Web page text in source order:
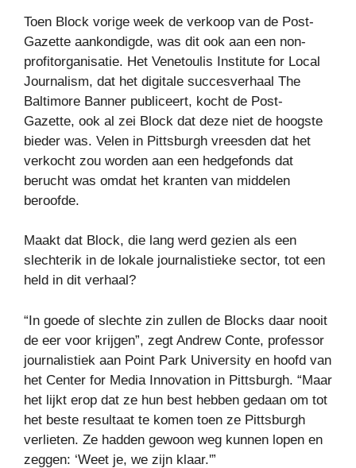
Toen Block vorige week de verkoop van de Post-
Gazette aankondigde, was dit ook aan een non-
profitorganisatie. Het Venetoulis Institute for Local
Journalism, dat het digitale succesverhaal The
Baltimore Banner publiceert, kocht de Post-
Gazette, ook al zei Block dat deze niet de hoogste
bieder was. Velen in Pittsburgh vreesden dat het
verkocht zou worden aan een hedgefonds dat
berucht was omdat het kranten van middelen
beroofde.
Maakt dat Block, die lang werd gezien als een
slechterik in de lokale journalistieke sector, tot een
held in dit verhaal?
“In goede of slechte zin zullen de Blocks daar nooit
de eer voor krijgen”, zegt Andrew Conte, professor
journalistiek aan Point Park University en hoofd van
het Center for Media Innovation in Pittsburgh. “Maar
het lijkt erop dat ze hun best hebben gedaan om tot
het beste resultaat te komen toen ze Pittsburgh
verlieten. Ze hadden gewoon weg kunnen lopen en
zeggen: ‘Weet je, we zijn klaar.'”